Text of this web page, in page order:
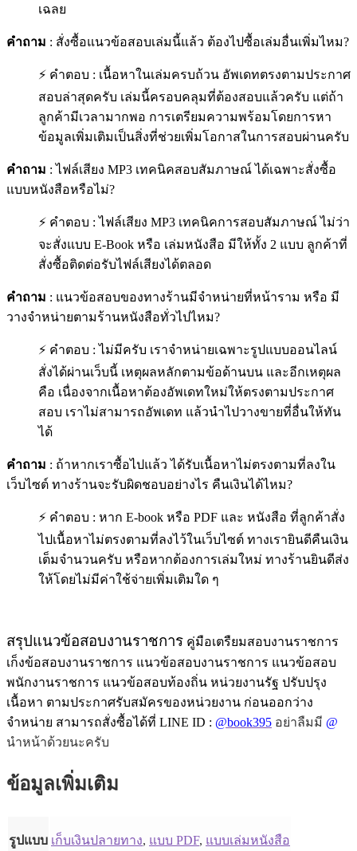
เฉลย
คำถาม : สั่งซื้อแนวข้อสอบเล่มนี้แล้ว ต้องไปซื้อเล่มอื่นเพิ่มไหม?
⚡ คำตอบ : เนื้อหาในเล่มครบถ้วน อัพเดทตรงตามประกาศ
สอบล่าสุดครับ เล่มนี้ครอบคลุมที่ต้องสอบแล้วครับ แต่ถ้า
ลูกค้ามีเวลามากพอ การเตรียมความพร้อมโดยการหา
ข้อมูลเพิ่มเติมเป็นสิ่งที่ช่วยเพิ่มโอกาสในการสอบผ่านครับ
คำถาม : ไฟล์เสียง MP3 เทคนิคสอบสัมภาษณ์ ได้เฉพาะสั่งซื้อ
แบบหนังสือหรือไม่?
⚡ คำตอบ : ไฟล์เสียง MP3 เทคนิคการสอบสัมภาษณ์ ไม่ว่า
จะสั่งแบบ E-Book หรือ เล่มหนังสือ มีให้ทั้ง 2 แบบ ลูกค้าที่
สั่งซื้อติดต่อรับไฟล์เสียงได้ตลอด
คำถาม : แนวข้อสอบของทางร้านมีจำหน่ายที่หน้าราม หรือ มี
วางจำหน่ายตามร้านหนังสือทั่วไปไหม?
⚡ คำตอบ : ไม่มีครับ เราจำหน่ายเฉพาะรูปแบบออนไลน์
สั่งได้ผ่านเว็บนี้ เหตุผลหลักตามข้อด้านบน และอีกเหตุผล
คือ เนื่องจากเนื้อหาต้องอัพเดทใหม่ให้ตรงตามประกาศ
สอบ เราไม่สามารถอัพเดท แล้วนำไปวางขายที่อื่นให้ทัน
ได้
คำถาม : ถ้าหากเราซื้อไปแล้ว ได้รับเนื้อหาไม่ตรงตามที่ลงใน
เว็บไซต์ ทางร้านจะรับผิดชอบอย่างไร คืนเงินได้ไหม?
⚡ คำตอบ : หาก E-book หรือ PDF และ หนังสือ ที่ลูกค้าสั่ง
ไปเนื้อหาไม่ตรงตามที่ลงไว้ในเว็บไซต์ ทางเรายินดีคืนเงิน
เต็มจำนวนครับ หรือหากต้องการเล่มใหม่ ทางร้านยินดีส่ง
ให้โดยไม่มีค่าใช้จ่ายเพิ่มเติมใด ๆ
สรุปแนวข้อสอบงานราชการ คู่มือเตรืยมสอบงานราชการ
เก็งข้อสอบงานราชการ แนวข้อสอบงานราชการ แนวข้อสอบ
พนักงานราชการ แนวข้อสอบท้องถิ่น หน่วยงานรัฐ ปรับปรุง
เนื้อหา ตามประกาศรับสมัครของหน่วยงาน ก่อนออกว่าง
จำหน่าย สามารถสั่งซื้อได้ที่ LINE ID : @book395 อย่าลืมมี @
นำหน้าด้วยนะครับ
ข้อมูลเพิ่มเติม
รูปแบบ เก็บเงินปลายทาง, แบบ PDF, แบบเล่มหนังสือ